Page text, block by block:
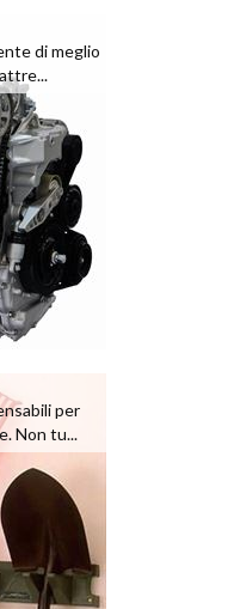
di meglio
per
Non tu...